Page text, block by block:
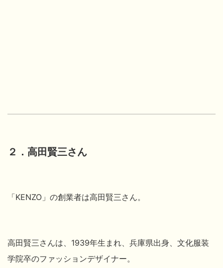
２．高田賢三さん
「KENZO」の創業者は高田賢三さん。
高田賢三さんは、1939年生まれ、兵庫県出身、文化服装
学院卒のファッションデザイナー。